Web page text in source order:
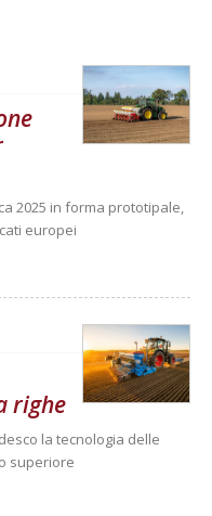
2025 in forma prototipale,
europei
righe
la tecnologia delle
superiore